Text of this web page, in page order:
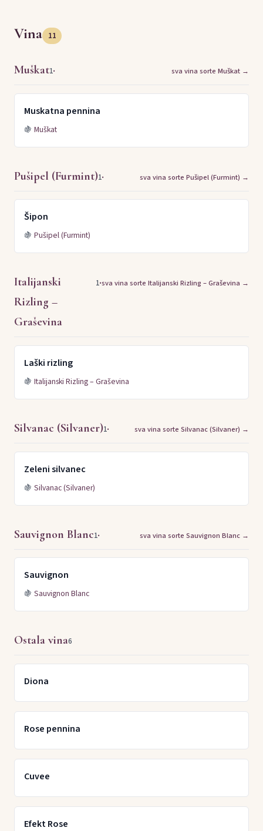
Vina 11
Muškat1· sva vina sorte Muškat →
Muskatna pennina
🍇 Muškat
Pušipel (Furmint)1· sva vina sorte Pušipel (Furmint) →
Šipon
🍇 Pušipel (Furmint)
Italijanski
Rizling –
Graševina
1·sva vina sorte Italijanski Rizling – Graševina →
Laški rizling
🍇 Italijanski Rizling – Graševina
Silvanac (Silvaner)1· sva vina sorte Silvanac (Silvaner) →
Zeleni silvanec
🍇 Silvanac (Silvaner)
Sauvignon Blanc1· sva vina sorte Sauvignon Blanc →
Sauvignon
🍇 Sauvignon Blanc
Ostala vina6
Diona
Rose pennina
Cuvee
Efekt Rose